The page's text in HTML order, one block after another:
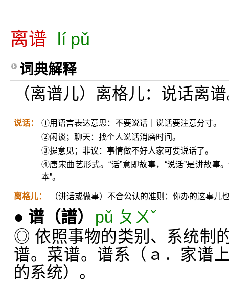
离谱 lí pǔ
词典解释
（离谱儿）离格儿：说话离
说话：
①用语言表达意思：不要说话｜说话要注意分寸。
②闲谈；聊天：找个人说话消磨时间。
③提意见；非议：事情做不好人家可要说话了。
④唐宋曲艺形式。“话”意即故事，“说话”是讲故事
本”。
离格儿： （讲话或做事）不合公认的准则：你办的这事儿
● 谱 （譜）
pǔ ㄆㄨˇ
◎ 依照事物的类别、系统制
谱。菜谱。谱系（ａ．家谱
的系统）。